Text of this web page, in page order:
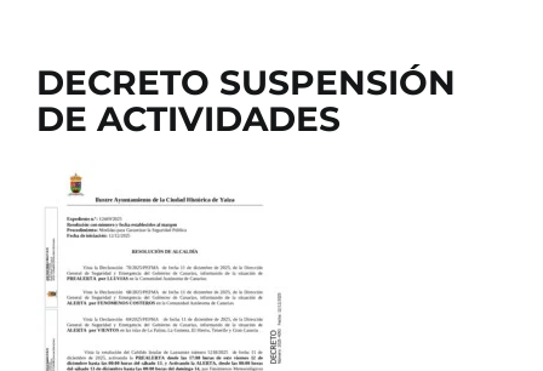
TURISMO
CONTACTO
DECRETO SUSPENSIÓN
DE ACTIVIDADES